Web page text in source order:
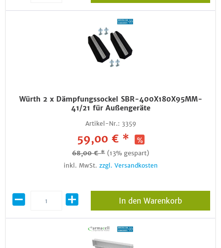
Würth 2 x Dämpfungssockel SBR-400X180X95MM-
41/21 für Außengeräte
Artikel-Nr.: 3359
59,00 € *
68,00 € * (13% gespart)
inkl. MwSt. zzgl. Versandkosten
In den Warenkorb